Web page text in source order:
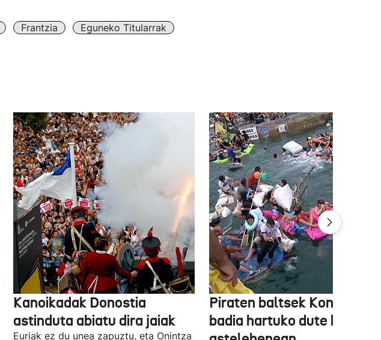
Frantzia
Eguneko Titularrak
Kanoikadak Donostia
astinduta abiatu dira jaiak
Euriak ez du unea zapuztu, eta Onintza
Piraten baltsek Kontxako
badia hartuko dute berriro